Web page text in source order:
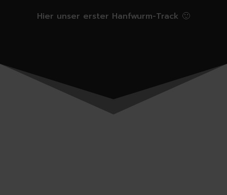
Hier unser erster Hanfwurm-Track 🙂